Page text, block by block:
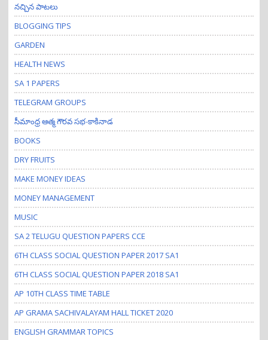
నచ్చిన పాటలు
BLOGGING TIPS
GARDEN
HEALTH NEWS
SA 1 PAPERS
TELEGRAM GROUPS
సీమాంధ్ర ఆత్మ గౌరవ సభ-కాకినాడ
BOOKS
DRY FRUITS
MAKE MONEY IDEAS
MONEY MANAGEMENT
MUSIC
SA 2 TELUGU QUESTION PAPERS CCE
6TH CLASS SOCIAL QUESTION PAPER 2017 SA1
6TH CLASS SOCIAL QUESTION PAPER 2018 SA1
AP 10TH CLASS TIME TABLE
AP GRAMA SACHIVALAYAM HALL TICKET 2020
ENGLISH GRAMMAR TOPICS